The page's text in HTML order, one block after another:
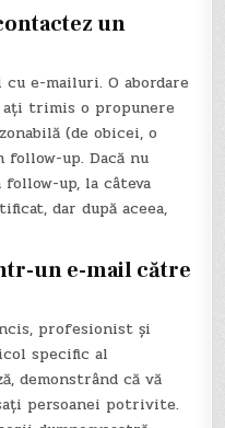
un
e-mailuri. O abordare
ați trimis o propunere
(de obicei, o
follow-up. Dacă nu
up, la câteva
dar după aceea,
un e-mail către
profesionist și
specific al
demonstrând că vă
persoanei potrivite.